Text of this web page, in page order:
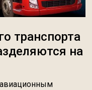
транспорта
на
авиационным